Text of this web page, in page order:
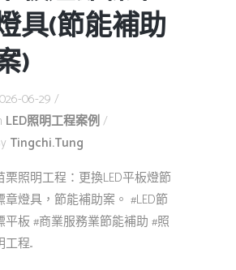
具(節能補助
)
06-29
LED照明工程案例
Tingchi.tung
栗照明工程：更換LED平板燈節
章燈具，節能補助案。 #LED節
平板 #商業服務業節能補助 #照
工程...